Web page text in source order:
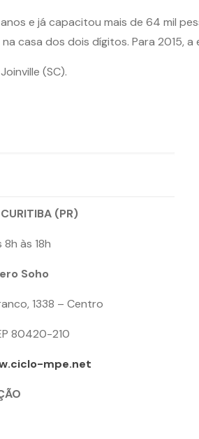
e já capacitou mais de 64 mil
casa dos dois dígitos. Para 2015,
(SC).
(PR)
8h às 18h
Soho
1338 – Centro
80420-210
mpe.net